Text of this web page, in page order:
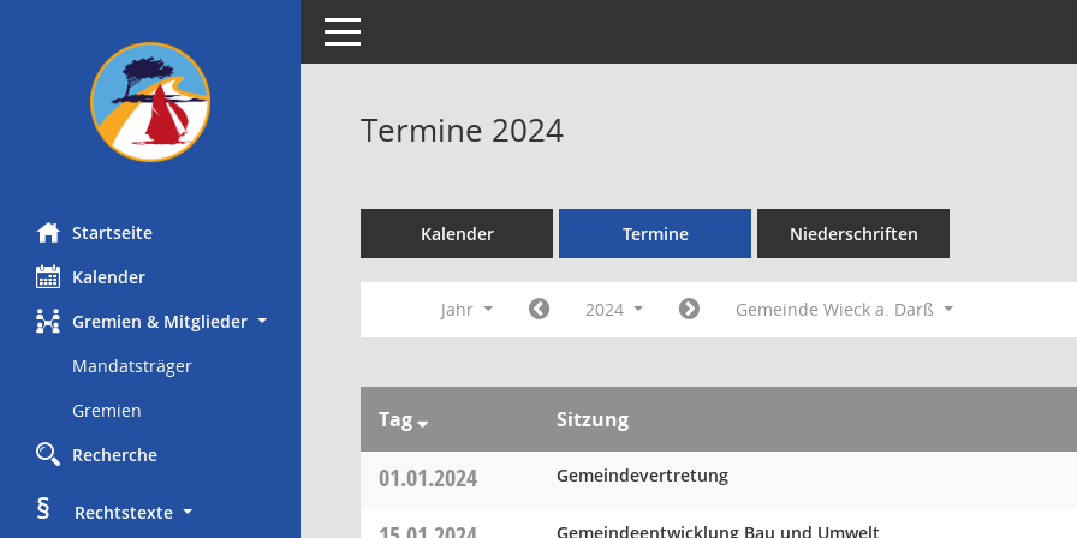
Startseite
Kalender
Gremien & Mitglieder
Mandatsträger
Gremien
Recherche
§
     Rechtstexte
Toggle navigation
Termine 2024
Kalender Termine Niederschriften
Jahr 2024 Gemeinde Wieck a. Darß
Tag Sitzung
01.01.2024 Gemeindevertretung
Gemeindeentwicklung Bau und Umwelt